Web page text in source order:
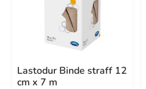
Lastodur Binde straff 12
cm x 7 m